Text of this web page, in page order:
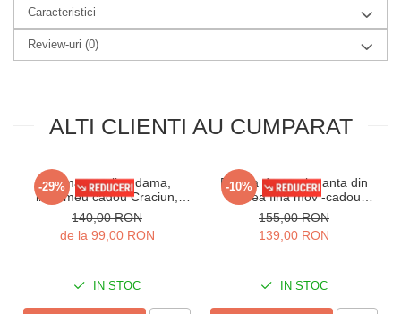
Caracteristici
Review-uri (0)
ALTI CLIENTI AU CUMPARAT
-29%
Pijama cocolino dama,
imprimeu cadou Craciun,
rosu 311
140,00 RON
de la 99,00 RON
IN STOC
-10%
Pijama dama eleganta din
catifea fina mov -cadou
Craciun 3169
155,00 RON
139,00 RON
IN STOC